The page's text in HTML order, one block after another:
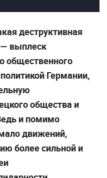
деструктивная
— выплеск
общественного
Германии,
общества и
и помимо
движений,
более сильной и